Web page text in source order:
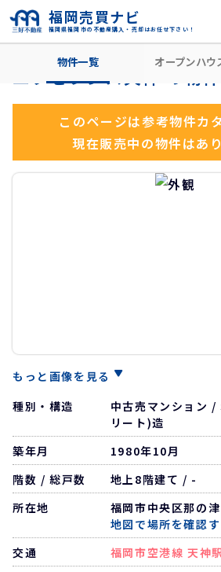
福岡県福岡市の不動産購入・売却はお任せ下さい！
福岡売買ナビ
住所から探す 福岡市中央区
物件一覧 オープンハウ
エクセレンス天神 の物件
このページは参考物件カ
現在販売中の物件はあ
もっと画像を見る
種別・構造
中古売マンション /
リート)造
築年月
1980年10月
階数 / 総戸数
地上8階建て / -
所在地
福岡市中央区那の
地図で場所を確認す
交通
福岡市空港線 天神